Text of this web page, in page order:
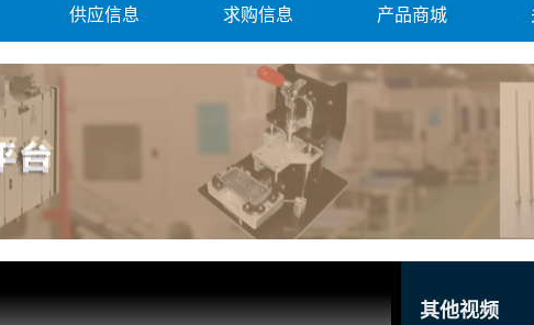
供应信息 求购信息 产品商城
其他视频